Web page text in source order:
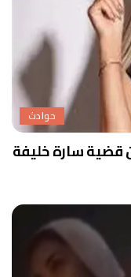
حوادث
سارة خليفة